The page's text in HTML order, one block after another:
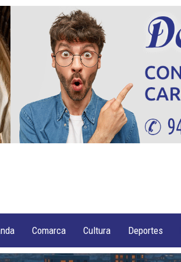
Comarca Cultura Deportes